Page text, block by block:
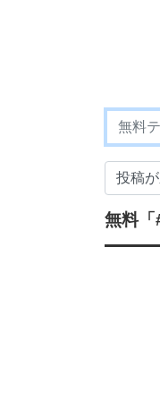
無料「